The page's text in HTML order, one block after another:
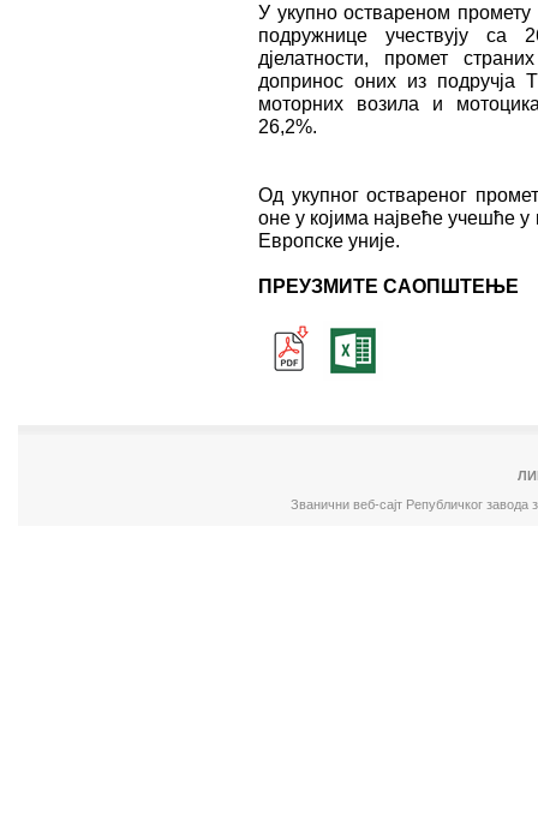
У укупно оствареном
подружнице учествују са
дјелатности, промет
допринос оних из подручја
моторних возила и
26,2%.
Од укупног оствареног
оне у којима највеће учешће
Европске уније.
ПРЕУЗМИТЕ САОПШТЕЊЕ
Званични веб-сајт Републичког